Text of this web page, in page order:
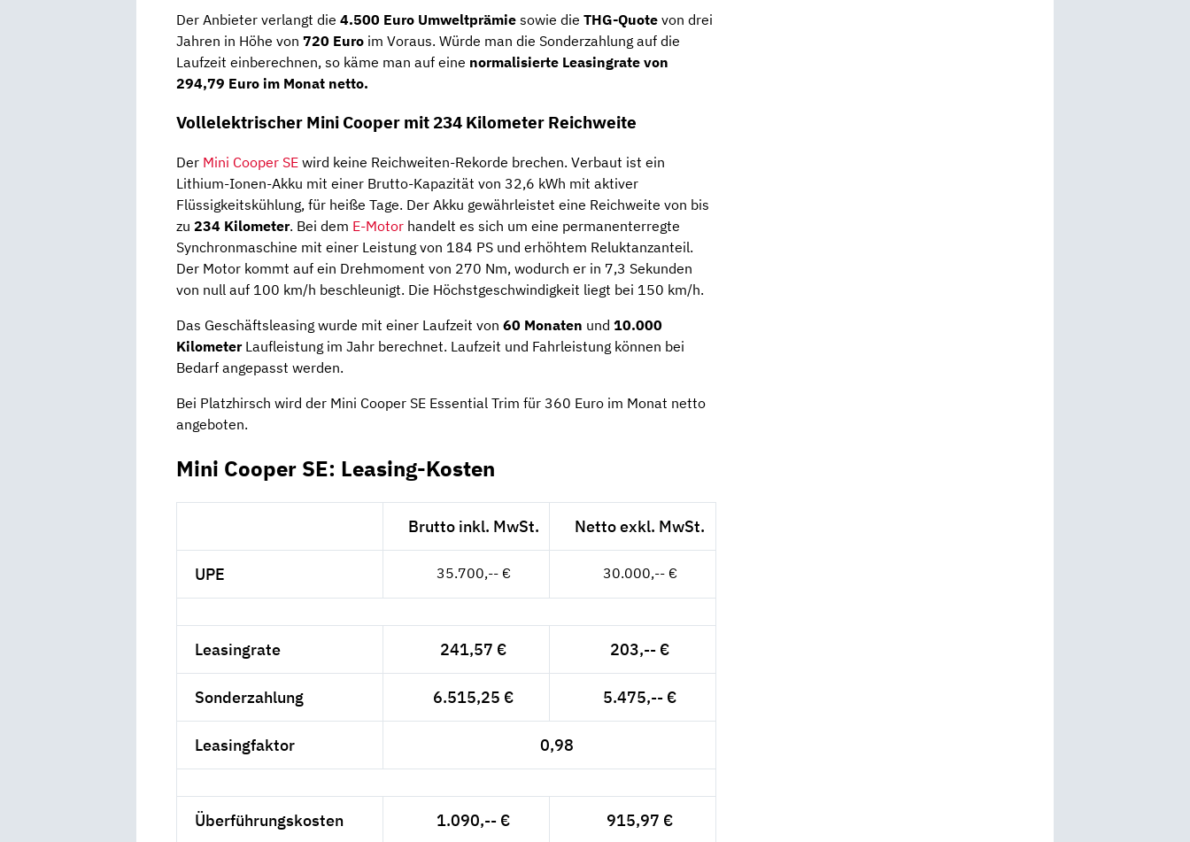
Der Anbieter verlangt die 4.500 Euro Umweltprämie sowie die THG-Quote von drei
Jahren in Höhe von 720 Euro im Voraus. Würde man die Sonderzahlung auf die
Laufzeit einberechnen, so käme man auf eine normalisierte Leasingrate von
294,79 Euro im Monat netto.
Vollelektrischer Mini Cooper mit 234 Kilometer Reichweite
Der Mini Cooper SE wird keine Reichweiten-Rekorde brechen. Verbaut ist ein
Lithium-Ionen-Akku mit einer Brutto-Kapazität von 32,6 kWh mit aktiver
Flüssigkeitskühlung, für heiße Tage. Der Akku gewährleistet eine Reichweite von bis
zu 234 Kilometer. Bei dem E-Motor handelt es sich um eine permanenterregte
Synchronmaschine mit einer Leistung von 184 PS und erhöhtem Reluktanzanteil.
Der Motor kommt auf ein Drehmoment von 270 Nm, wodurch er in 7,3 Sekunden
von null auf 100 km/h beschleunigt. Die Höchstgeschwindigkeit liegt bei 150 km/h.
Das Geschäftsleasing wurde mit einer Laufzeit von 60 Monaten und 10.000
KilometerLaufleistung im Jahr berechnet. Laufzeit und Fahrleistung können bei
Bedarf angepasst werden.
Bei Platzhirsch wird der Mini Cooper SE Essential Trim für 360 Euro im Monat netto
angeboten.
Mini Cooper SE: Leasing-Kosten
Brutto inkl. MwSt. Netto exkl. MwSt.
UPE 35.700,-- € 30.000,-- €
Leasingrate 241,57 € 203,-- €
Sonderzahlung 6.515,25 € 5.475,-- €
Leasingfaktor 0,98
Überführungskosten 1.090,-- € 915,97 €